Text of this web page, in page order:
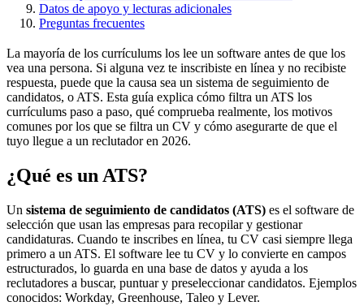
Datos de apoyo y lecturas adicionales
Preguntas frecuentes
La mayoría de los currículums los lee un software antes de que los
vea una persona. Si alguna vez te inscribiste en línea y no recibiste
respuesta, puede que la causa sea un sistema de seguimiento de
candidatos, o ATS. Esta guía explica cómo filtra un ATS los
currículums paso a paso, qué comprueba realmente, los motivos
comunes por los que se filtra un CV y cómo asegurarte de que el
tuyo llegue a un reclutador en 2026.
¿Qué es un ATS?
Un sistema de seguimiento de candidatos (ATS) es el software de
selección que usan las empresas para recopilar y gestionar
candidaturas. Cuando te inscribes en línea, tu CV casi siempre llega
primero a un ATS. El software lee tu CV y lo convierte en campos
estructurados, lo guarda en una base de datos y ayuda a los
reclutadores a buscar, puntuar y preseleccionar candidatos. Ejemplos
conocidos: Workday, Greenhouse, Taleo y Lever.